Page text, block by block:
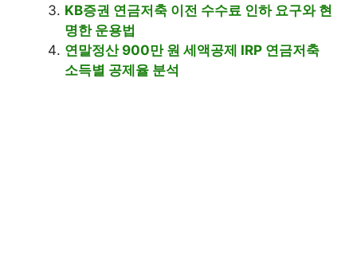
KB증권 연금저축 이전 수수료 인하 요구와 현
명한 운용법
연말정산 900만 원 세액공제 IRP 연금저축
소득별 공제율 분석